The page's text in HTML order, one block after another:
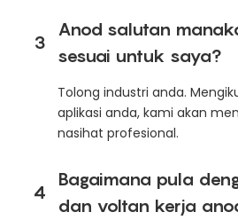
3
Anod salutan
sesuai untuk saya?
Tolong industri anda.
aplikasi anda, kami akan
nasihat profesional.
4
Bagaimana pula
dan voltan kerja